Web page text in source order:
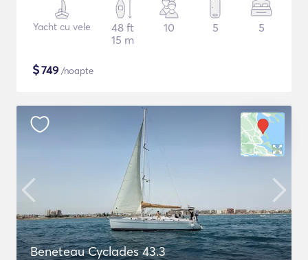
Yacht cu vele
48 ft
15 m
10 5 5
$749 /noapte
Beneteau Cyclades 43.3